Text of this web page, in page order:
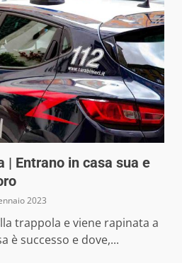
| Entrano in casa sua e
2023
trappola e viene rapinata a
è successo e dove,...